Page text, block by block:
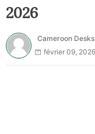
2026
Cameroon Desks
février 09, 2026